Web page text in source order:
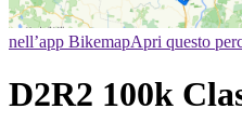
nell’app BikemapApri questo
D2R2 100k